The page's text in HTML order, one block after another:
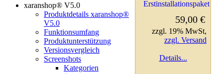
xaranshop® V5.0
Produktdetails xaranshop®
V5.0
Funktionsumfang
Produktunterstützung
Versionsvergleich
Screenshots
Kategorien
59,00 €
zzgl. 19% MwSt,
zzgl. Versand
Details...